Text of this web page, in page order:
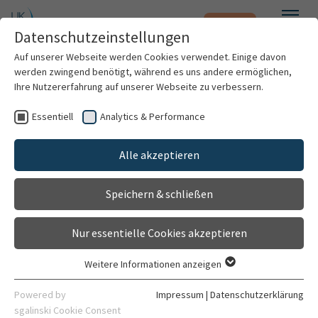
Zum Hauptinhalt springen Notfall
Patienten & Besucher
Kliniken & Institute
Forschung
Karriere
Mit dem Klick auf "Karte aktivieren" stimme ich
der Datenfreigabe an Google zu.
Karte aktivieren
Weitere Standorte suchen
Gehört zu
Universitätsklinikum Heidelberg
Gebäude 200a Ebene 00
Schlierbacher Landstraße 200a
Datenschutzeinstellungen
Auf unserer Webseite werden Cookies verwendet. Einige davon
werden zwingend benötigt, während es uns andere ermöglichen,
Ihre Nutzererfahrung auf unserer Webseite zu verbessern.
Essentiell Analytics & Performance
Alle akzeptieren
Speichern & schließen
Nur essentielle Cookies akzeptieren
Essentielle Cookies werden für grundlegende Funktionen der
Webseite benötigt. Dadurch ist gewährleistet, dass die
Weitere Informationen anzeigen
Powered by
sgalinski Cookie Consent
Impressum | Datenschutzerklärung